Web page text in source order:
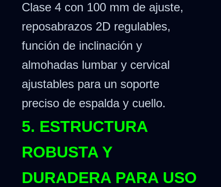
Clase 4 con 100 mm de ajuste,
reposabrazos 2D regulables,
función de inclinación y
almohadas lumbar y cervical
ajustables para un soporte
preciso de espalda y cuello.
5. ESTRUCTURA
ROBUSTA Y
DURADERA PARA USO